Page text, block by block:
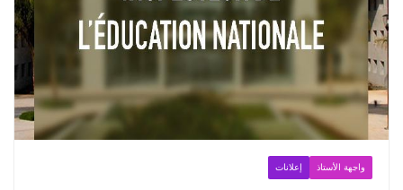
واجهة الأستاذ إعلانات